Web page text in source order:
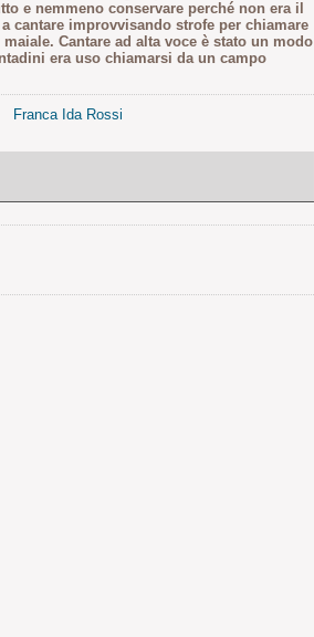
e nemmeno conservare perché non era il
cantare improvvisando strofe per chiamare
Cantare ad alta voce è stato un modo
era uso chiamarsi da un campo
Franca Ida Rossi